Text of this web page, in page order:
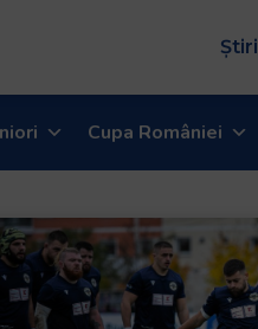
Știri
Cupa României